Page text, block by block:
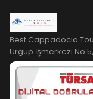
Best Cappadocia
Ürgüp İşmerkezi